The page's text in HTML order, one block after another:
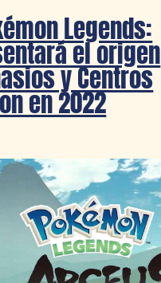
Legends:
el origen
y Centros
en 2022